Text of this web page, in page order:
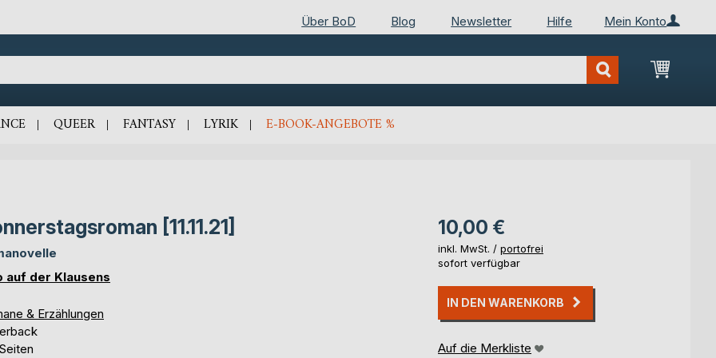
Mein Konto
Über BoD Blog Newsletter Hilfe
Mein
QUEER FANTASY LYRIK E-BOOK-ANGEBOTE %
[11.11.21]
auf der Klausens
& Erzählungen
10,00 €
inkl. MwSt. / portofrei
sofort verfügbar
IN DEN WARENKORB
Auf die Merkliste